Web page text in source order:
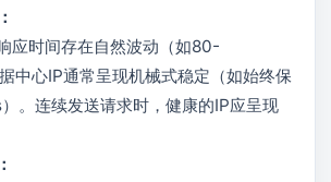
应时间存在自然波动（如80-
中心IP通常呈现机械式稳定（如始终保
。连续发送请求时，健康的IP应呈现